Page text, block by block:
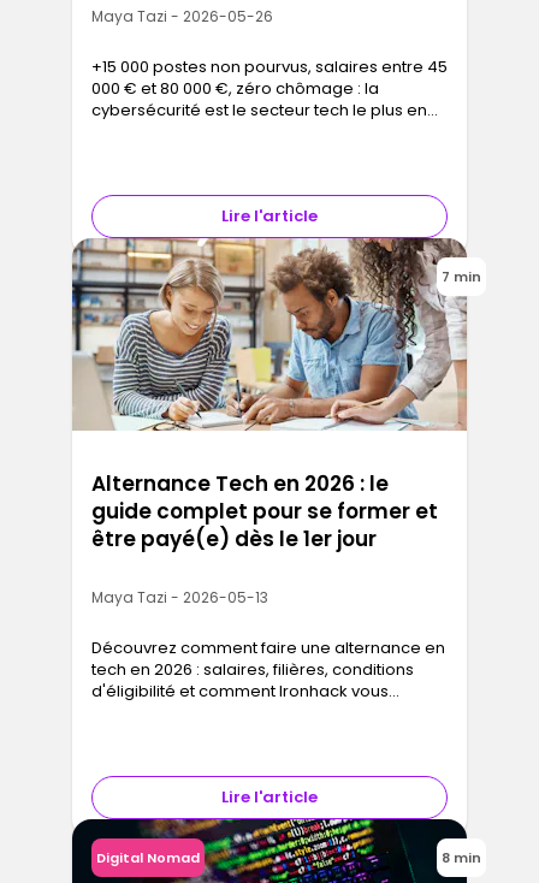
Maya Tazi - 2026-05-26
+15 000 postes non pourvus, salaires entre 45
000 € et 80 000 €, zéro chômage : la
cybersécurité est le secteur tech le plus en
Lire l'article
7 min
Alternance Tech en 2026 : le
guide complet pour se former et
être payé(e) dès le 1er jour
Maya Tazi - 2026-05-13
Découvrez comment faire une alternance en
tech en 2026 : salaires, filières, conditions
d'éligibilité et comment Ironhack vous
Lire l'article
Digital Nomad 8 min